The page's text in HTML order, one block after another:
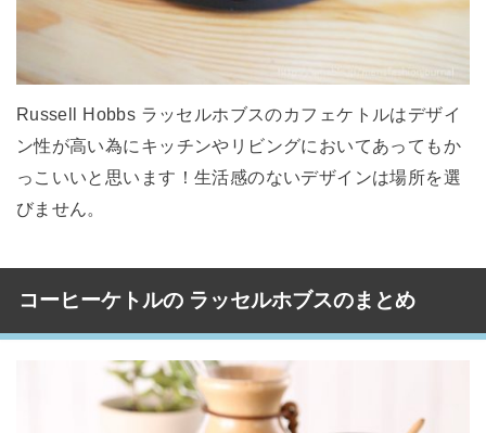
Russell Hobbs ラッセルホブスのカフェケトルはデザイ
ン性が高い為にキッチンやリビングにおいてあってもか
っこいいと思います！生活感のないデザインは場所を選
びません。
コーヒーケトルの ラッセルホブスのまとめ